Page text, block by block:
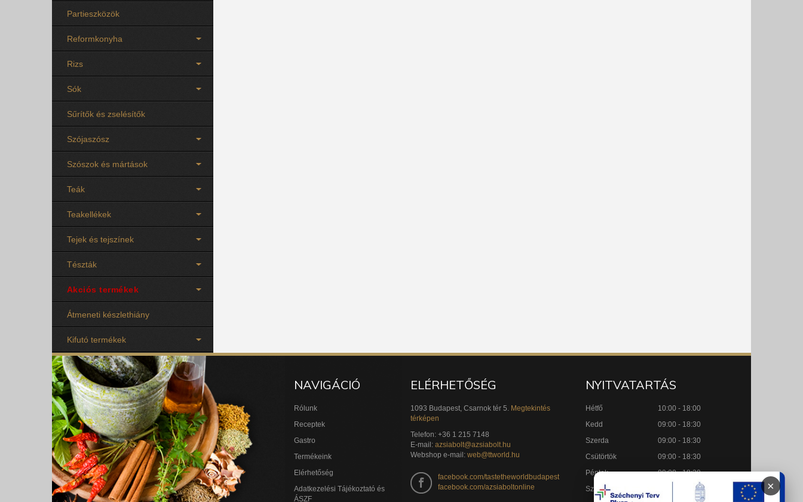
Partieszközök
Reformkonyha
Rizs
Sók
Sűrítők és zselésítők
Szójaszósz
Szószok és mártások
Teák
Teakellékek
Tejek és tejszínek
Tészták
Akciós termékek
Átmeneti készlethiány
Kifutó termékek
NAVIGÁCIÓ
Rólunk
Receptek
Gastro
Termékeink
Elérhetőség
Adatkezelési Tájékoztató és
ÁSZF
ELÉRHETŐSÉG
1093 Budapest, Csarnok tér 5. Megtekintés
térképen
Telefon: +36 1 215 7148
E-mail: azsiabolt@azsiabolt.hu
Webshop e-mail: web@ttworld.hu
facebook.com/tastetheworldbudapest
facebook.com/azsiaboltonline
NYITVATARTÁS
Hétfő
10:00 - 18:00
Kedd
09:00 - 18:30
Szerda
09:00 - 18:30
Csütörtök
09:00 - 18:30
Péntek
09:00 - 18:30
Szombat
09:00 - 15:00 ×